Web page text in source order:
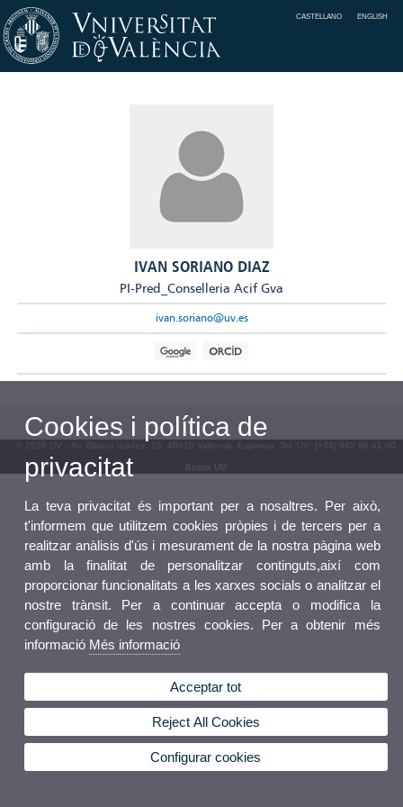
CASTELLANO ENGLISH
IVAN SORIANO DIAZ
PI-Pred_Conselleria Acif Gva
ivan.soriano@uv.es
© 2026 UV. - Av. Blasco Ibáñez, 13. 46010 València. Espanya. Tel. UV: (+34) 963 86 41 00
Bústia UV
Cookies i política de
privacitat
La teva privacitat és important per a nosaltres. Per això,
t'informem que utilitzem cookies pròpies i de tercers per a
realitzar anàlisis d'ús i mesurament de la nostra pàgina web
amb la finalitat de personalitzar continguts,així com
proporcionar funcionalitats a les xarxes socials o analitzar el
nostre trànsit. Per a continuar accepta o modifica la
configuració de les nostres cookies. Per a obtenir més
informació Més informació
Acceptar tot
Reject All Cookies
Configurar cookies